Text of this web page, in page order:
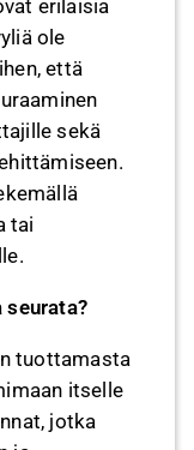
erilaisia
ole
että
sekä
tai
tuottamasta
itselle
jotka